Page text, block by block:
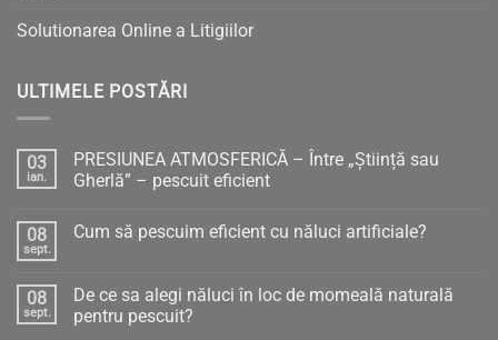
Solutionarea Online a Litigiilor
ULTIMELE POSTĂRI
03
ian.
PRESIUNEA ATMOSFERICĂ – Între „Știință sau
Gherlă” – pescuit eficient
la
Între
„Știință
sau
08
sept.
Cum să pescuim eficient cu năluci artificiale?
Cum
să
pescuim
08
sept.
De ce sa alegi năluci în loc de momeală naturală
pentru pescuit?